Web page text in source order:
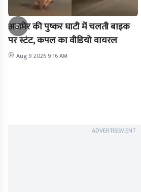
अजमेर की पुष्कर घाटी में चलती बाइक
पर स्टंट, कपल का वीडियो वायरल
Aug 9 2026 9:16 AM
ADVERTISEMENT